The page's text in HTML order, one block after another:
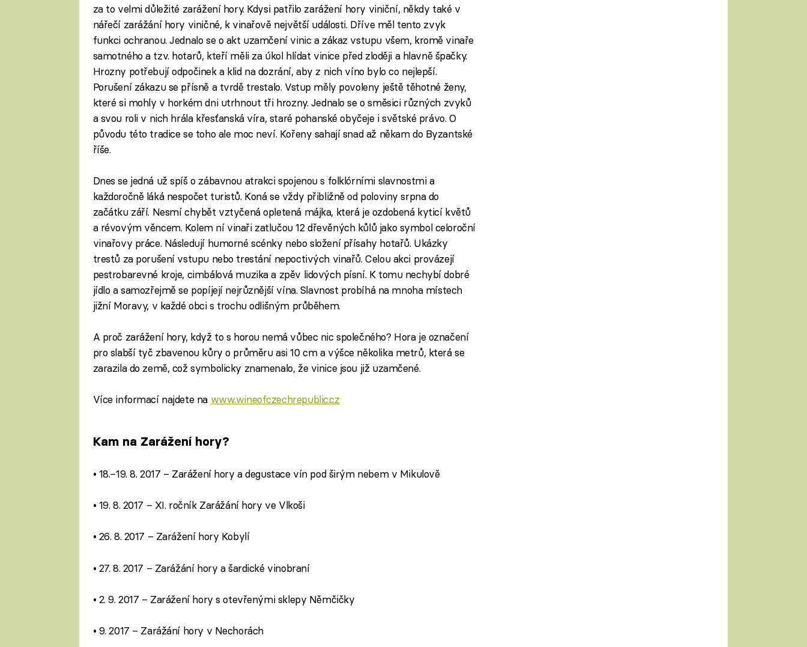
za to velmi důležité zarážení hory. Kdysi patřilo zarážení hory viniční, někdy také v
nářečí zarážání hory viničné, k vinařově největší události. Dříve měl tento zvyk
funkci ochranou. Jednalo se o akt uzamčení vinic a zákaz vstupu všem, kromě vinaře
samotného a tzv. hotarů, kteří měli za úkol hlídat vinice před zloději a hlavně špačky.
Hrozny potřebují odpočinek a klid na dozrání, aby z nich víno bylo co nejlepší.
Porušení zákazu se přísně a tvrdě trestalo. Vstup měly povoleny ještě těhotné ženy,
které si mohly v horkém dni utrhnout tři hrozny. Jednalo se o směsici různých zvyků
a svou roli v nich hrála křesťanská víra, staré pohanské obyčeje i světské právo. O
původu této tradice se toho ale moc neví. Kořeny sahají snad až někam do Byzantské
říše.
Dnes se jedná už spíš o zábavnou atrakci spojenou s folklórními slavnostmi a
každoročně láká nespočet turistů. Koná se vždy přibližně od poloviny srpna do
začátku září. Nesmí chybět vztyčená opletená májka, která je ozdobená kyticí květů
a révovým věncem. Kolem ní vinaři zatlučou 12 dřevěných kůlů jako symbol celoroční
vinařovy práce. Následují humorné scénky nebo složení přísahy hotařů. Ukázky
trestů za porušení vstupu nebo trestání nepoctivých vinařů. Celou akci provázejí
pestrobarevné kroje, cimbálová muzika a zpěv lidových písní. K tomu nechybí dobré
jídlo a samozřejmě se popíjejí nejrůznější vína. Slavnost probíhá na mnoha místech
jižní Moravy, v každé obci s trochu odlišným průběhem.
A proč zarážení hory, když to s horou nemá vůbec nic společného? Hora je označení
pro slabší tyč zbavenou kůry o průměru asi 10 cm a výšce několika metrů, která se
zarazila do země, což symbolicky znamenalo, že vinice jsou již uzamčené.
Více informací najdete na www.wineofczechrepublic.cz
Kam na Zarážení hory?
• 18.–19. 8. 2017 – Zarážení hory a degustace vín pod širým nebem v Mikulově
• 19. 8. 2017 – XI. ročník Zarážání hory ve Vlkoši
• 26. 8. 2017 – Zarážení hory Kobylí
• 27. 8. 2017 – Zarážání hory a šardické vinobraní
• 2. 9. 2017 – Zarážení hory s otevřenými sklepy Němčičky
• 9. 2017 – Zarážání hory v Nechorách